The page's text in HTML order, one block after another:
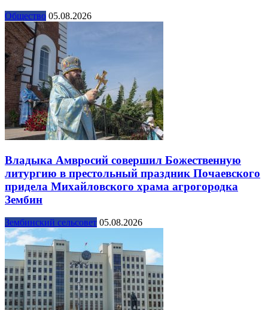
Общество 05.08.2026
Владыка Амвросий совершил Божественную
литургию в престольный праздник Почаевского
придела Михайловского храма агрогородка
Зембин
Зембинский сельсовет 05.08.2026